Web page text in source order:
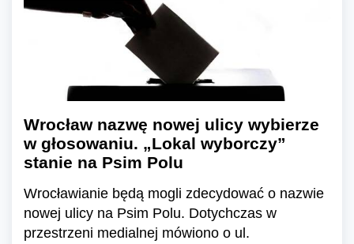
Wrocław nazwę nowej ulicy wybierze
w głosowaniu. „Lokal wyborczy”
stanie na Psim Polu
Wrocławianie będą mogli zdecydować o nazwie
nowej ulicy na Psim Polu. Dotychczas w
przestrzeni medialnej mówiono o ul.